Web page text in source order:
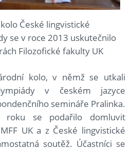
České lingvistické
se v roce 2013 uskutečnilo
Filozofické fakulty UK
kolo, v němž se utkali
v českém jazyce
semináře Pralinka.
roku se podařilo domluvit
UK a z České lingvistické
soutěž. Účastníci se